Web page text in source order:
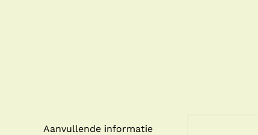
Aanvullende informatie